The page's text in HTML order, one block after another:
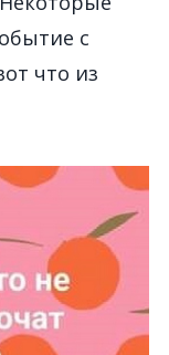
с
что из